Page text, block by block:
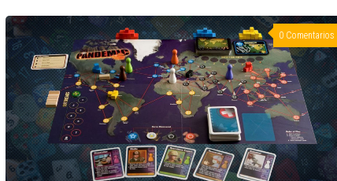
0 Comentarios